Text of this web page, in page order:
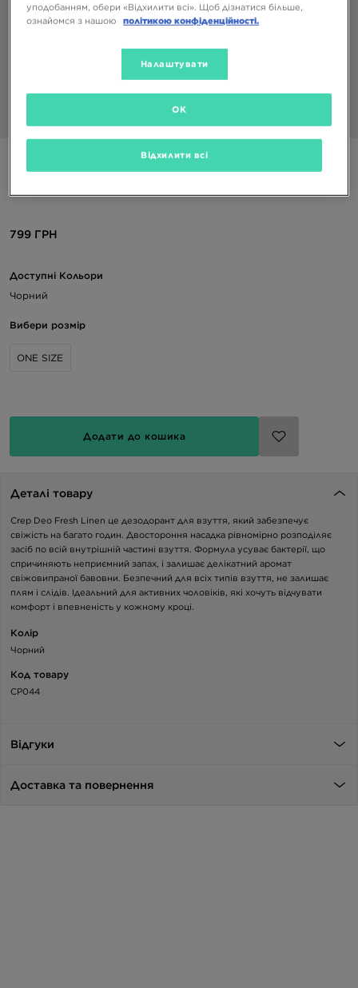
799 ГРН
Доступні Кольори
Чорний
Вибери розмір
ONE SIZE
Додати до кошика
Деталі товару
Crep Deo Fresh Linen це дезодорант для взуття, який забезпечує
свіжість на багато годин. Двостороння насадка рівномірно розподіляє
засіб по всій внутрішній частині взуття. Формула усуває бактерії, що
спричиняють неприємний запах, і залишає делікатний аромат
свіжовипраної бавовни. Безпечний для всіх типів взуття, не залишає
плям і слідів. Ідеальний для активних чоловіків, які хочуть відчувати
комфорт і впевненість у кожному кроці.
Колір
Чорний
Код товару
CP044
Відгуки
Доставка та повернення
уподобанням, обери «Відхилити всі». Щоб дізнатися більше,
ознайомся з нашою
політикою конфіденційності.
Налаштувати
Відхилити всі
OK